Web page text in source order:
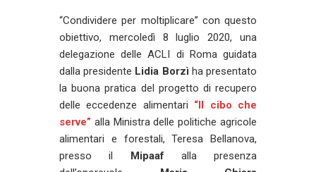
“Condividere per moltiplicare” con questo
obiettivo, mercoledì 8 luglio 2020, una
delegazione delle ACLI di Roma guidata
dalla presidente Lidia Borzì ha presentato
la buona pratica del progetto di recupero
delle eccedenze alimentari “Il cibo che
serve” alla Ministra delle politiche agricole
alimentari e forestali, Teresa Bellanova,
presso il Mipaaf alla presenza